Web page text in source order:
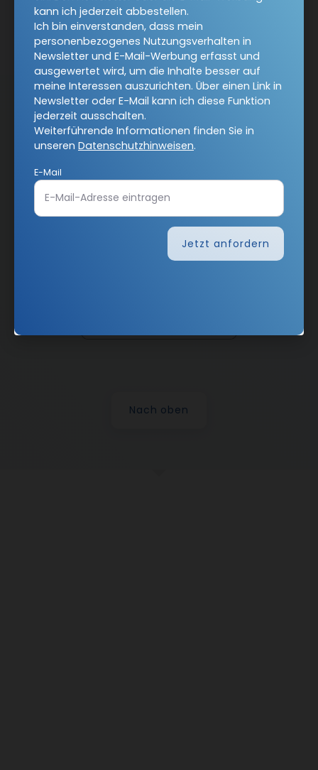
AGB und Widerrufsbelehrung
Datenschutz
Barrierefreiheit
Impressum
Abo online kündigen
Nach oben
kann ich jederzeit abbestellen.
Ich bin einverstanden, dass mein
personenbezogenes Nutzungsverhalten in
Newsletter und E-Mail-Werbung erfasst und
ausgewertet wird, um die Inhalte besser auf
meine Interessen auszurichten. Über einen Link in
Newsletter oder E-Mail kann ich diese Funktion
jederzeit ausschalten.
Weiterführende Informationen finden Sie in
unseren Datenschutzhinweisen.
E-Mail
Jetzt anfordern